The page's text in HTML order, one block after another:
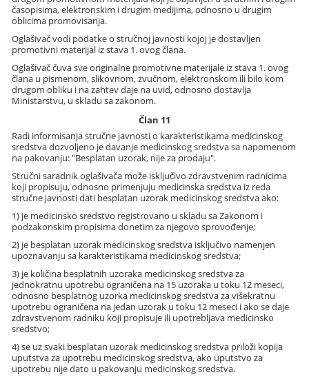
časopisima, elektronskim i drugim medijima, odnosno u drugim
oblicima promovisanja.
Oglašivač vodi podatke o stručnoj javnosti kojoj je dostavljen
promotivni materijal iz stava 1. ovog člana.
Oglašivač čuva sve originalne promotivne materijale iz stava 1. ovog
člana u pismenom, slikovnom, zvučnom, elektronskom ili bilo kom
drugom obliku i na zahtev daje na uvid, odnosno dostavlja
Ministarstvu, u skladu sa zakonom.
Član 11
Radi informisanja stručne javnosti o karakteristikama medicinskog
sredstva dozvoljeno je davanje medicinskog sredstva sa napomenom
na pakovanju: "Besplatan uzorak, nije za prodaju".
Stručni saradnik oglašivača može isključivo zdravstvenim radnicima
koji propisuju, odnosno primenjuju medicinska sredstva iz reda
stručne javnosti dati besplatan uzorak medicinskog sredstva ako:
1) je medicinsko sredstvo registrovano u skladu sa Zakonom i
podzakonskim propisima donetim za njegovo sprovođenje;
2) je besplatan uzorak medicinskog sredstva isključivo namenjen
upoznavanju sa karakteristikama medicinskog sredstva;
3) je količina besplatnih uzoraka medicinskog sredstva za
jednokratnu upotrebu ograničena na 15 uzoraka u toku 12 meseci,
odnosno besplatnog uzorka medicinskog sredstva za višekratnu
upotrebu ograničena na jedan uzorak u toku 12 meseci i ako se daje
zdravstvenom radniku koji propisuje ili upotrebljava medicinsko
sredstvo;
4) se uz svaki besplatan uzorak medicinskog sredstva priloži kopija
uputstva za upotrebu medicinskog sredstva, ako uputstvo za
upotrebu nije dato u pakovanju medicinskog sredstva.